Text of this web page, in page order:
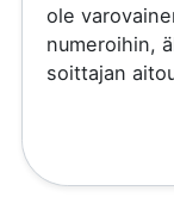
ole
numeroihin,
soittajan